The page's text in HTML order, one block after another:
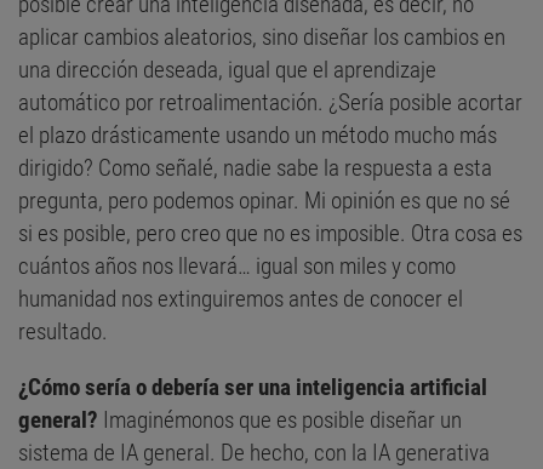
aplicar cambios aleatorios, sino diseñar los cambios en
una dirección deseada, igual que el aprendizaje
automático por retroalimentación. ¿Sería posible acortar
el plazo drásticamente usando un método mucho más
dirigido? Como señalé, nadie sabe la respuesta a esta
pregunta, pero podemos opinar. Mi opinión es que no sé
si es posible, pero creo que no es imposible. Otra cosa es
cuántos años nos llevará… igual son miles y como
humanidad nos extinguiremos antes de conocer el
resultado.
¿Cómo sería o debería ser una inteligencia artificial
general? Imaginémonos que es posible diseñar un
sistema de IA general. De hecho, con la IA generativa